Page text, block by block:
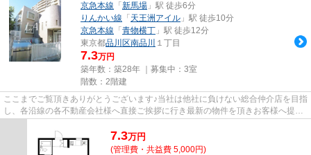
京急本線 「 新馬場 」駅 徒歩6分
りんかい線 「 天王洲アイル 」駅 徒歩10分
京急本線 「 青物横丁 」駅 徒歩12分
東京都品川区南品川 １丁目
7.3万円
築年数：築28年 ｜募集中： 3室
階数：2階建
ここまでご覧頂きありがとうございます♪当社は他社に負けない総合仲介店を目指
し、各沿線の各不動産会社様へ直接ご挨拶に行き最新の物件を頂きお客様へ提供
7.3万円
(管理費・共益費 5,000円)